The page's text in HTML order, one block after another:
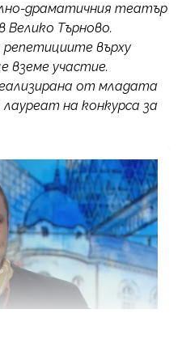
драматичния театър
Велико Търново.
върху
вземе участие.
от младата
на конкурса за